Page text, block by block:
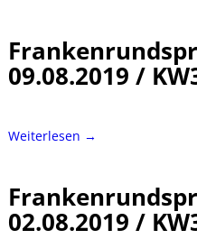
09.08.2019 /
Weiterlesen →
02.08.2019 /